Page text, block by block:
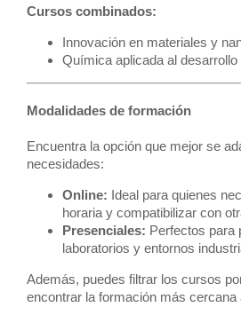
Cursos combinados:
Innovación en materiales y
Química aplicada al desarrollo
Modalidades de formación
Encuentra la opción que mejor se
necesidades:
Online: Ideal para quienes
horaria y compatibilizar con
Presenciales: Perfectos para
laboratorios y entornos
Además, puedes filtrar los cursos
encontrar la formación más cercana